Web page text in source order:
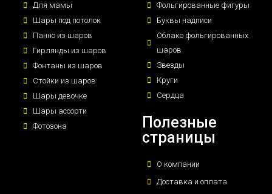
Для мамы
Шары под потолок
Панно из шаров
Гирлянды из шаров
Фонтаны из шаров
Стойки из шаров
Шары девочке
Шары ассорти
Фотозона
Фольгированные фигуры
Буквы надписи
Облако фольгированных
шаров
Звезды
Круги
Сердца
Полезные
страницы
О компании
Доставка и оплата